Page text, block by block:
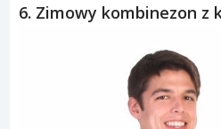
6. Zimowy kombinezon z